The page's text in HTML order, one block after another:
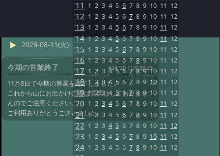
2026-08-11(火)
今期の営業終了 #24 '20 11/9 20:23
11月8日で今期の営業を終了しました。
これから山にお出かけの際は営業はしておりませ
んのでご注意ください。
ご利用ありがとうございました。
'11 1 2 3 4 5 6 7 8 9 10 11 12
'12 1 2 3 4 5 6 7 8 9 10 11 12
'13 1 2 3 4 5 6 7 8 9 10 11 12
'14 1 2 3 4 5 6 7 8 9 10 11 12
'15 1 2 3 4 5 6 7 8 9 10 11 12
'16 1 2 3 4 5 6 7 8 9 10 11 12
'17 1 2 3 4 5 6 7 8 9 10 11 12
'18 1 2 3 4 5 6 7 8 9 10 11 12
'19 1 2 3 4 5 6 7 8 9 10 11 12
'20 1 2 3 4 5 6 7 8 9 10 11 12
'21 1 2 3 4 5 6 7 8 9 10 11 12
'22 1 2 3 4 5 6 7 8 9 10 11 12
'23 1 2 3 4 5 6 7 8 9 10 11 12
'24 1 2 3 4 5 6 7 8 9 10 11 12